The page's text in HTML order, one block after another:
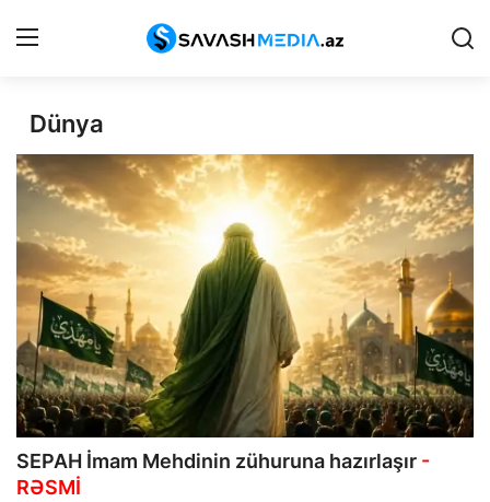
Haqqımızda
Əlaqə
Peşə etikası
Reklam
Gündəm
Siyasət
İqtisadiyyat
Hadisə
Dünya
SEPAH İmam Mehdinin zühuruna hazırlaşır -
RƏSMİ